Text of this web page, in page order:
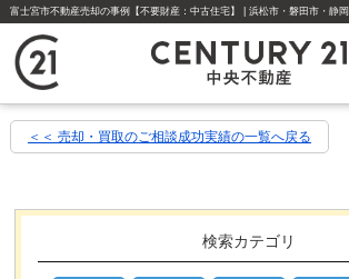
＜＜ 売却・買取のご相談成功実績の一覧へ戻る
検索カテゴリ